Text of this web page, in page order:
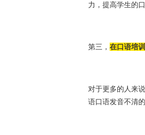
力，提高学生的
第三， 在口语培
对于更多的人来
语口语发音不清